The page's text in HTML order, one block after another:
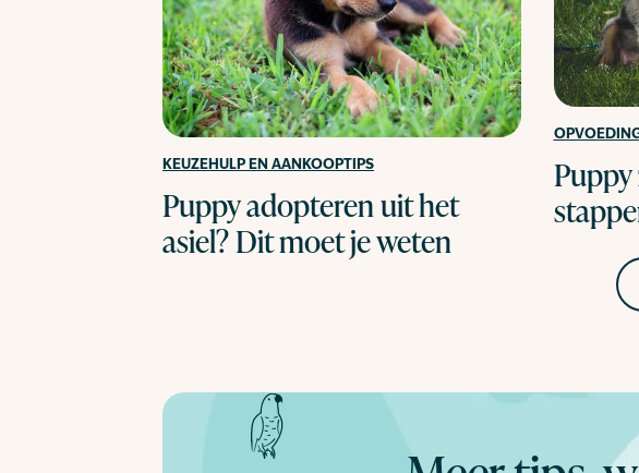
KEUZEHULP EN AANKOOPTIPS
Puppy adopteren uit het
asiel? Dit moet je weten